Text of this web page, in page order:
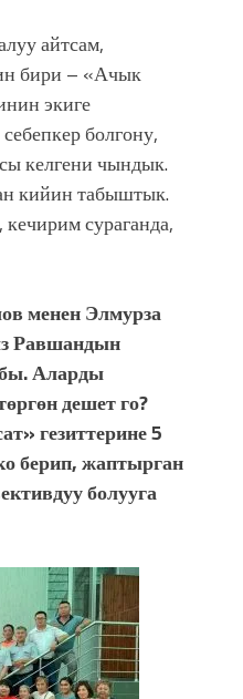
айтсам,
бири – «Ачык
экиге
болгону,
келгени чындык.
кийин табыштык.
сураганда,
менен Элмурза
Равшандын
Аларды
дешет го?
гезиттерине 5
берип, жаптырган
болууга